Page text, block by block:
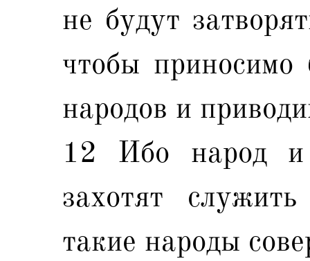
не будут
чтобы приносимо
народов и
12 Ибо народ и
захотят
такие народы